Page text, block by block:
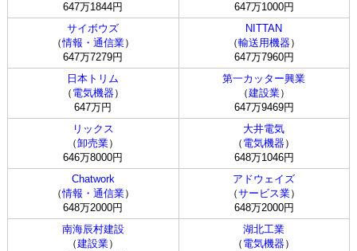
647万1844円
647万1000円
サイボウズ
（情報・通信業）
647万7279円
NITTAN
（輸送用機器）
647万7960円
日本トリム
（ 電気機器）
647万円
第一カッター興業
（建設業）
647万9469円
リックス
（卸売業）
646万8000円
大井電気
（ 電気機器）
648万1046円
Chatwork
（情報・通信業）
648万2000円
アドウェイズ
（サービス業）
648万2000円
南海辰村建設
（建設業）
湖北工業
（ 電気機器）